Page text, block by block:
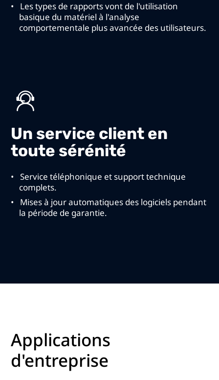
Les types de rapports vont de l'utilisation
basique du matériel à l'analyse
comportementale plus avancée des utilisateurs.
Un service client en
toute sérénité
Service téléphonique et support technique
complets.
Mises à jour automatiques des logiciels pendant
la période de garantie.
Applications
d'entreprise